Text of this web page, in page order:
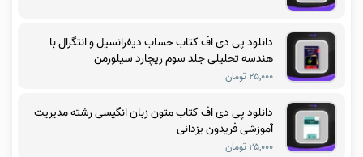
دانلود پی دی اف کتاب حساب دیفرانسیل و انتگرال با
هندسه تحلیلی جلد سوم ریچارد سیلورمن
۲۵,۰۰۰ تومان
دانلود پی دی اف کتاب متون زبان انگیسی رشته مدیریت
آموزشی فریدون یزدانی
۲۵,۰۰۰ تومان